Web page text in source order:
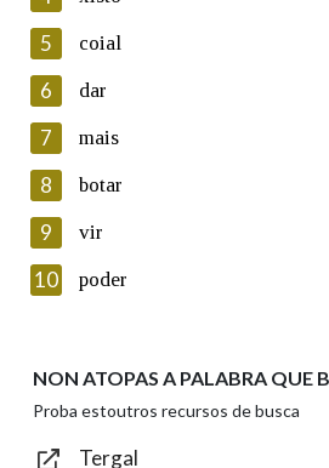
Lin e acepto as condicións da
Introduce o código que aparece na
Texto de verificación
Enviar
5 coial
6 dar
7 mais
8 botar
9 vir
10 poder
NON ATOPAS A PALABRA QUE
Proba estoutros recursos de busca
Tergal